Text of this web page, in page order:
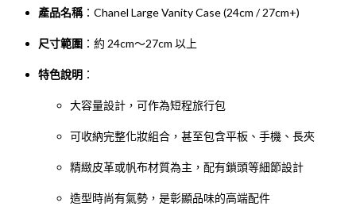
產品名稱：Chanel Large Vanity Case (24cm / 27cm+)
尺寸範圍 ：約 24cm～27cm 以上
特色說明 ：
大容量設計，可作為短程旅行包
可收納完整化妝組合，甚至包含平板、手機、長夾
精緻皮革或帆布材質為主，配有鎖頭等細節設計
造型時尚有氣勢，是彰顯品味的高端配件